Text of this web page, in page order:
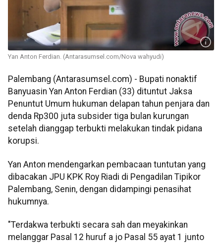
Yan Anton Ferdian. (Antarasumsel.com/Nova wahyudi)
Palembang (Antarasumsel.com) - Bupati nonaktif
Banyuasin Yan Anton Ferdian (33) dituntut Jaksa
Penuntut Umum hukuman delapan tahun penjara dan
denda Rp300 juta subsider tiga bulan kurungan
setelah dianggap terbukti melakukan tindak pidana
korupsi.
Yan Anton mendengarkan pembacaan tuntutan yang
dibacakan JPU KPK Roy Riadi di Pengadilan Tipikor
Palembang, Senin, dengan didampingi penasihat
hukumnya.
"Terdakwa terbukti secara sah dan meyakinkan
melanggar Pasal 12 huruf a jo Pasal 55 ayat 1 junto